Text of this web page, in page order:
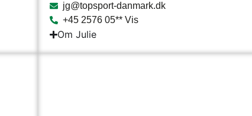
jg@topsport-danmark.dk
+45 2576 05** Vis
Om Julie